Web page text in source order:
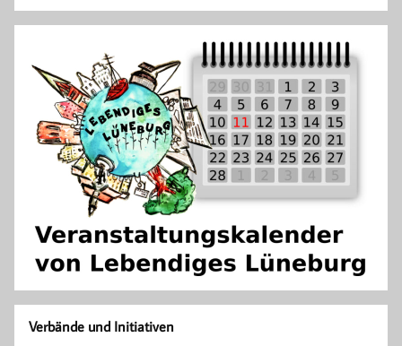
Verbände und Initiativen